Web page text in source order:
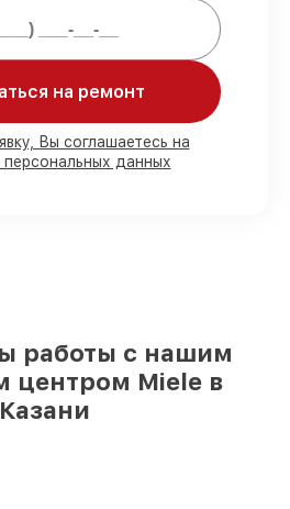
наблюдения
для варочных
на ремонт
Вы соглашаетесь на
данных
работы с нашим
центром Miele в
Казани